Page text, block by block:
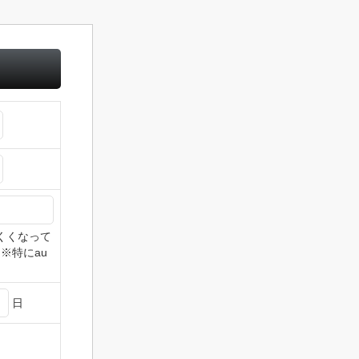
くなって
※特にau
日